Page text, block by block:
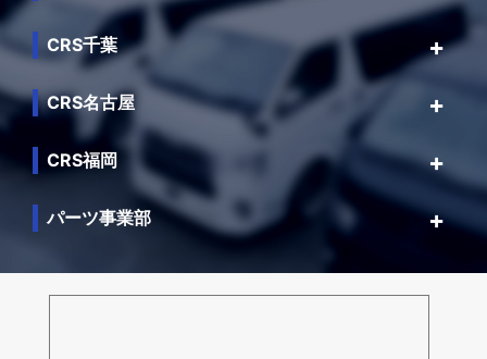
CRS千葉
CRS名古屋
CRS福岡
パーツ事業部